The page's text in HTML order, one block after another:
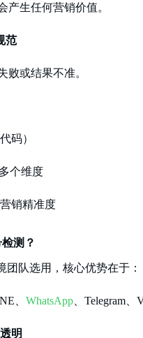
产生任何营销价值。
范
败或结果不准。
码）
个维度
销精准度
测？
队选用，核心优势在于：
、 WhatsApp 、Telegram
明